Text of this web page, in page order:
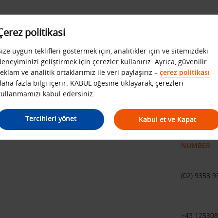
ARASI TELEFON
merkezleri
NUMBER
(02) 9353
+43
politikasi
uygun teklifleri göstermek için, analitikler için ve sitemizdeki
geliştirmek için çerezler kullanırız. Ayrıca, güvenilir
ve analitik ortaklarımız ile veri paylaşırız – çerez politikası
fazla bilgi içerir. KABUL öğesine tıklayarak, çerezleri
kabul edersiniz.
Tercihleri yönet Kabul et ve Kapat